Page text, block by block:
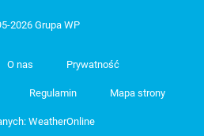
2026 Grupa WP
O nas Prywatność
Regulamin Mapa strony
WeatherOnline